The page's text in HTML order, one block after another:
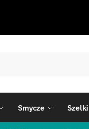
Smycze Szelki